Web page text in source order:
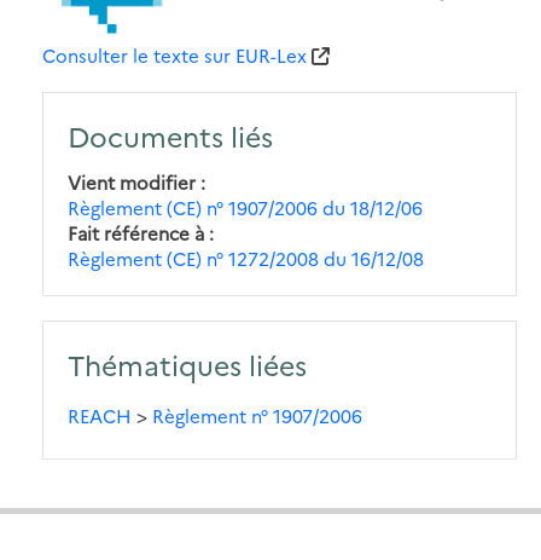
Consulter le texte sur EUR-Lex
Documents liés
Vient modifier
Règlement (CE) n° 1907/2006 du 18/12/06
Fait référence à
Règlement (CE) n° 1272/2008 du 16/12/08
Thématiques liées
REACH > Règlement n° 1907/2006